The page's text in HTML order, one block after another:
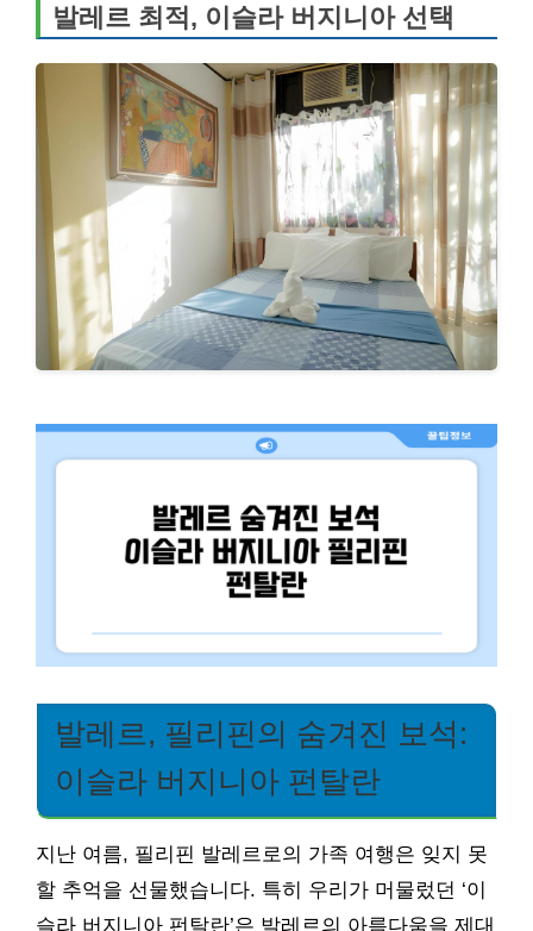
발레르 최적, 이슬라 버지니아 선택
발레르, 필리핀의 숨겨진 보석:
이슬라 버지니아 펀탈란
지난 여름, 필리핀 발레르로의 가족 여행은 잊지 못
할 추억을 선물했습니다. 특히 우리가 머물렀던 ‘이
슬라 버지니아 펀탈란’은 발레르의 아름다움을 제대